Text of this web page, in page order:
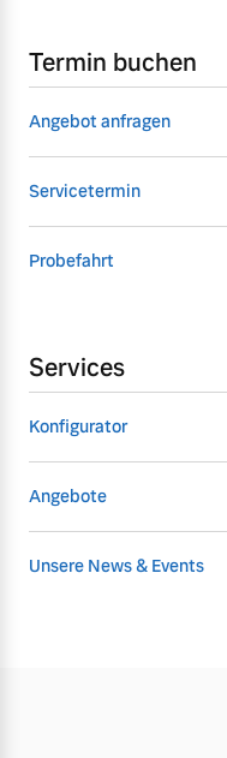
Termin buchen
Angebot anfragen
Servicetermin
Probefahrt
Services
Konfigurator
Angebote
Unsere News & Events